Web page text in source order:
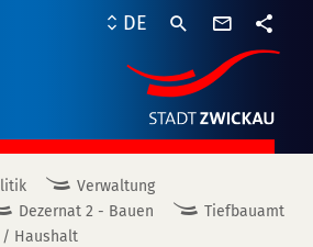
DE
Verwaltung
Dezernat 2 - Bauen
Tiefbauamt
/ Haushalt